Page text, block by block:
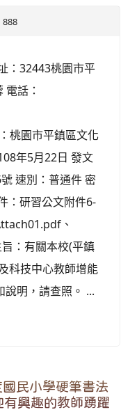
888
：32443桃園市平
話：
桃園市平鎮區文化
年5月22日 發文
速別：普通件 密
：研習公文附件6-
、
：有關本校(平鎮
科技中心教師增能
明，請查照。 ...
民小學硬筆書法
興趣的教師踴躍